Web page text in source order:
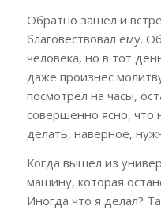
Обратно зашел и
благовествовал ему.
человека, но в тот
даже произнес
посмотрел на часы,
совершенно ясно, что
делать, наверное,
Когда вышел из
машину, которая
Иногда что я делал?